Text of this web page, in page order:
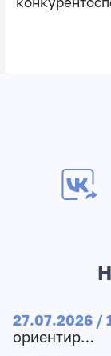
27.07.2026 /
ориентир…